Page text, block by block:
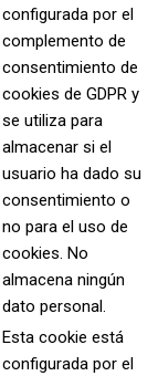
configurada por el
complemento de
consentimiento de
cookies de GDPR y
se utiliza para
almacenar si el
usuario ha dado su
consentimiento o
no para el uso de
cookies. No
almacena ningún
dato personal.
Esta cookie está
configurada por el